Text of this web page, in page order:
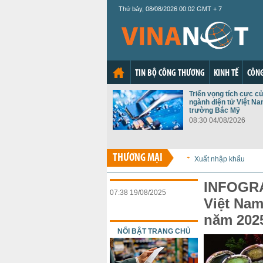
Thứ bảy, 08/08/2026 00:02 GMT + 7
TIN BỘ CÔNG THƯƠNG KINH TẾ
Triển vọng tích cực
ngành điện tử Việt
trường Bắc Mỹ
08:30 04/08/2026
THƯƠNG MẠI Xuất nhập khẩu
Việt
năm
07:38 19/08/2025
NỔI BẬT TRANG CHỦ